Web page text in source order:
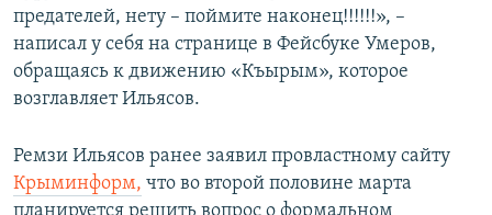
предателей, нету – поймите наконец!!!!!!», –
написал у себя на странице в Фейсбуке Умеров,
обращаясь к движению «Къырым», которое
возглавляет Ильясов.
Ремзи Ильясов ранее заявил провластному сайту
Крыминформ, что во второй половине марта